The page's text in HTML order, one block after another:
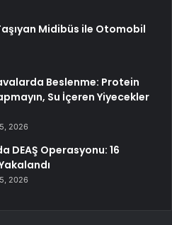
Midibüs ile Otomobil
Beslenme: Protein
Su İçeren Yiyecekler
2026
DEAŞ Operasyonu: 16
2026